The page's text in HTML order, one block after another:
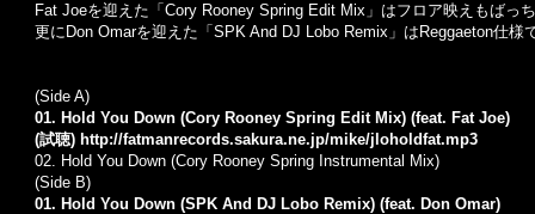
Fat Joeを迎えた「Cory Rooney Spring Edit Mix」はフロア映えもばっ
更にDon Omarを迎えた「SPK And DJ Lobo Remix」はReggaeton仕
(Side A)
01. Hold You Down (Cory Rooney Spring Edit Mix) (feat. Fat Joe)
(試聴) http://fatmanrecords.sakura.ne.jp/mike/jloholdfat.mp3
02. Hold You Down (Cory Rooney Spring Instrumental Mix)
(Side B)
01. Hold You Down (SPK And DJ Lobo Remix) (feat. Don Omar)